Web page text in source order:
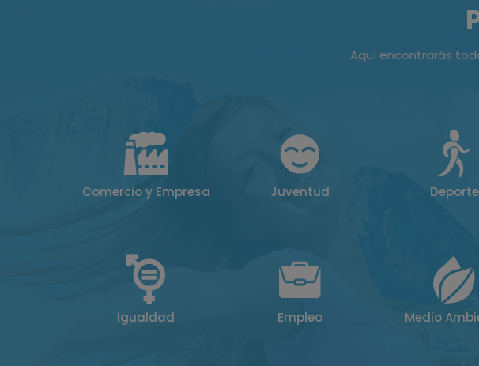
Aquí encontrarás
Comercio y Empresa Juventud Deporte
Igualdad Empleo Medio